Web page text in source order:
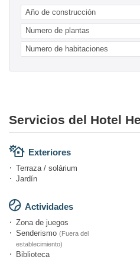
Año de construcción
Numero de plantas
Numero de habitaciones
Servicios del Hotel
Exteriores
Terraza / solárium
Jardín
Actividades
Zona de juegos
Senderismo (Fuera del
establecimiento)
Biblioteca